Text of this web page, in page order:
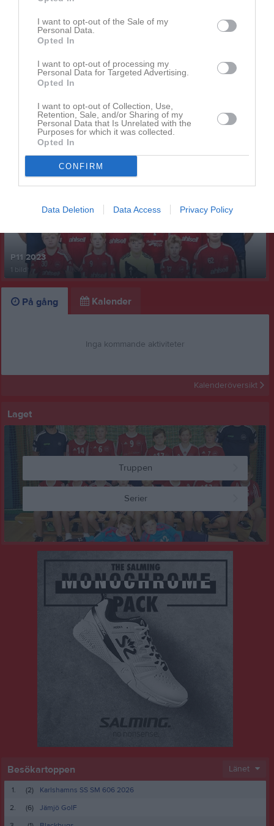
I want to opt-out of the Sale of my
Personal Data.
Opted In
I want to opt-out of processing my
Personal Data for Targeted Advertising.
Opted In
I want to opt-out of Collection, Use,
Retention, Sale, and/or Sharing of my
Personal Data that Is Unrelated with the
Purposes for which it was collected.
Opted In
CONFIRM
Data Deletion Data Access Privacy Policy
Senast uppladdade video
Ingen video uppladdad
Logga in och ladda upp ert första klipp
Senast uppdaterade album
P11 2023
1 bild
På gång Kalender
Inga kommande aktiviteter
Kalenderöversikt
Laget
Truppen
Serier
Besökartoppen Länet
1. (2)
Karlshamns SS SM 606 2026
2.
(6)
Jämjö GoIF